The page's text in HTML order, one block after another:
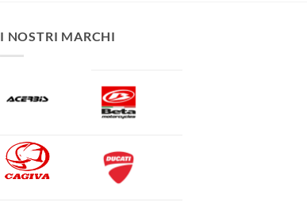
I NOSTRI MARCHI